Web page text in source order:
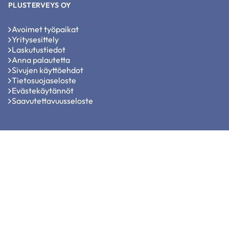
PLUSTERVEYS OY
Avoimet työpaikat
Yritysesittely
Laskutustiedot
Anna palautetta
Sivujen käyttöehdot
Tietosuojaseloste
Evästekäytännöt
Saavutettavuusseloste